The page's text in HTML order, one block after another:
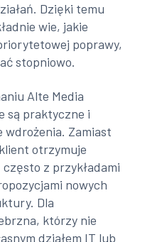
Dzięki temu
wie, jakie
poprawy,
stopniowo.
Alte Media
są praktyczne i
wdrożenia. Zamiast
otrzymuje
z przykładami
nowych
Dla
którzy nie
działem IT lub